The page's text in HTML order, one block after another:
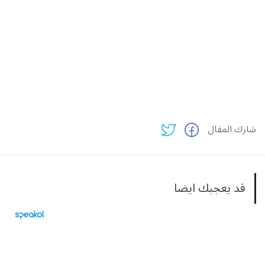
شارك المقال
قد يعجبك ايضا